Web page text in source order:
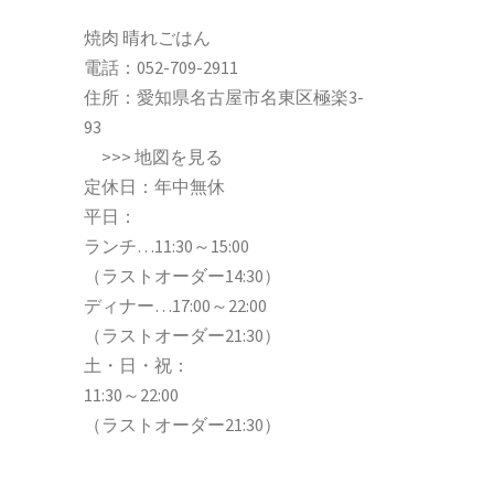
焼肉 晴れごはん
電話： 052-709-2911
住所：愛知県名古屋市名東区極楽3-
93
>>> 地図を見る
定休日：年中無休
平日：
ランチ…11:30～15:00
（ラストオーダー14:30）
ディナー…17:00～22:00
（ラストオーダー21:30）
土・日・祝：
11:30～22:00
（ラストオーダー21:30）